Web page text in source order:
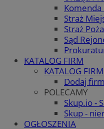
Komenda
Straż
Straż
Sąd
KATALOG FIRM
KATALOG FIRM
Dodaj
POLECAMY
Skup.io -
Skup -
OGŁOSZENIA